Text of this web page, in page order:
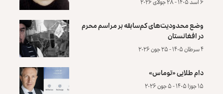
وضع محدودیت‌های کم‌سابقه بر مراسم محرم
در افغانستان
۴ سرطان ۱۴۰۵ - ۲۵ جون ۲۰۲۶
دام طلایی «توماس»
۱۵ جوزا ۱۴۰۵ - ۵ جون ۲۰۲۶